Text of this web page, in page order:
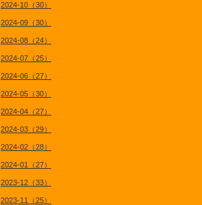
2024-10（30）
2024-09（30）
2024-08（24）
2024-07（25）
2024-06（27）
2024-05（30）
2024-04（27）
2024-03（29）
2024-02（28）
2024-01（27）
2023-12（33）
2023-11（25）